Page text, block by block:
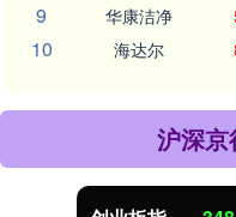
9 华康洁净
10 海达尔
沪深